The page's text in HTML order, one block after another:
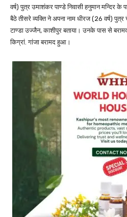
वर्ष) पुत्र उमाशंकर पाण्डे निवासी हनुमान मन्दिर
बैठे तीसरे व्यक्ति ने अपना नाम धीरज (26 वर्ष)
टाण्डा उज्जैन, काशीपुर बताया। उनके पास से
किग्रां. गांजा बरामद हुआ।